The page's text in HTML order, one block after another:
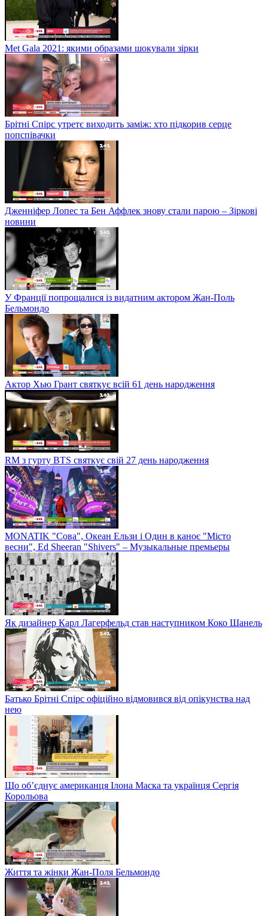
Met Gala 2021: якими образами шокували зірки
Брітні Спірс утретє виходить заміж: хто підкорив серце
попспівачки
Дженніфер Лопес та Бен Аффлек знову стали парою – Зіркові
новини
У Франції попрощалися із видатним актором Жан-Поль
Бельмондо
Актор Хью Грант святкує всій 61 день народження
RM з гурту BTS святкує свій 27 день народження
MONATIK "Сова", Океан Ельзи і Один в каноє "Місто
весни", Ed Sheeran "Shivers" – Музыкальные премьеры
Як дизайнер Карл Лагерфельд став наступником Коко Шанель
Батько Брітні Спірс офіційно відмовився від опікунства над
нею
Що об’єднує американця Ілона Маска та українця Сергія
Корольова
Життя та жінки Жан-Поля Бельмондо